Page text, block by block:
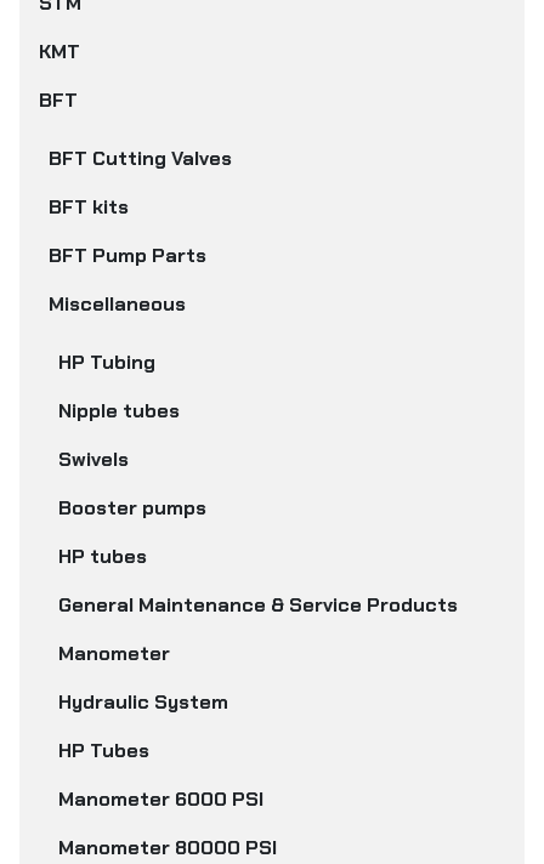
KMT
BFT
BFT Cutting Valves
BFT kits
BFT Pump Parts
Miscellaneous
HP Tubing
Nipple tubes
Swivels
Booster pumps
HP tubes
General Maintenance & Service Products
Manometer
Hydraulic System
HP Tubes
Manometer 6000 PSI
Manometer 80000 PSI